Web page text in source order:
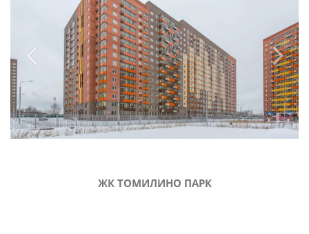
ЖК ТОМИЛИНО ПАРК